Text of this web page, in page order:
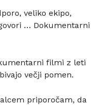
veliko ekipo,
… Dokumentarni
filmi z leti
večji pomen.
priporočam, da